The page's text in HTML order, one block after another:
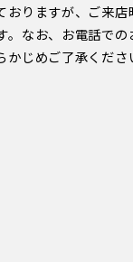
おりますが、ご来
。なお、お電話での
じめご了承くださ